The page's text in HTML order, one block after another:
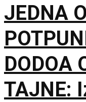
JEDNA
DODOA
TAJNE: